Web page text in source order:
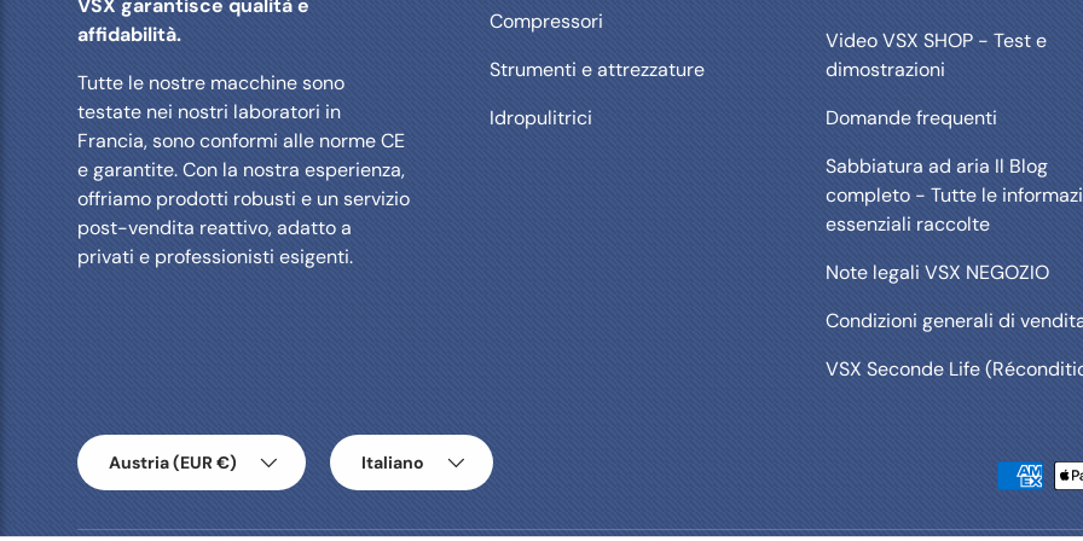
VSX garantisce qualità e
affidabilità.
Tutte le nostre macchine sono
testate nei nostri laboratori in
Francia, sono conformi alle norme CE
e garantite. Con la nostra esperienza,
offriamo prodotti robusti e un servizio
post-vendita reattivo, adatto a
privati ​​e professionisti esigenti.
Compressori
Strumenti e attrezzature
Idropulitrici
Video VSX SHOP - Test e
dimostrazioni
Domande frequenti
Sabbiatura ad aria Il Blog
completo - Tutte le
essenziali raccolte
Note legali VSX NEGOZIO
Condizioni generali di
VSX Seconde Life
Metodi di pagamento
Paese/Regione
Austria (EUR €)
Lingua
Italiano